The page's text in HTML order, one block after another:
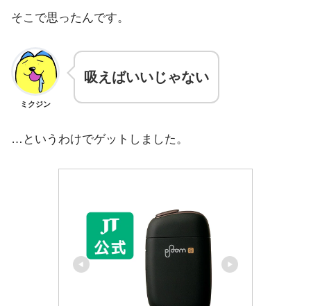
そこで思ったんです。
ミクジン
吸えばいいじゃない
…というわけでゲットしました。